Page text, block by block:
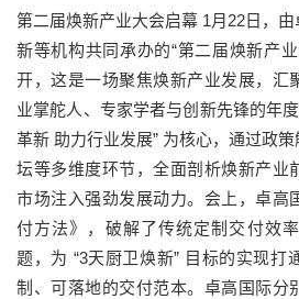
第二届焕新产业大会启幕 1月22日，
新等机构共同承办的“第二届焕新产
开，这是一场聚焦焕新产业发展，汇
业掌舵人、专家学者与创新先锋的年
革新 助力行业发展” 为核心，通过政
坛等多维度环节，全面剖析焕新产业
市场注入强劲发展动力。会上，卓高
付方法》，破解了传统定制交付效
题，为 “3天厨卫焕新” 目标的实现打
制、可落地的交付范本。卓高国际分